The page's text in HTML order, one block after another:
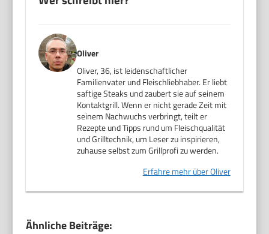
Oliver
Oliver, 36, ist leidenschaftlicher
Familienvater und Fleischliebhaber. Er liebt
saftige Steaks und zaubert sie auf seinem
Kontaktgrill. Wenn er nicht gerade Zeit mit
seinem Nachwuchs verbringt, teilt er
Rezepte und Tipps rund um Fleischqualität
und Grilltechnik, um Leser zu inspirieren,
zuhause selbst zum Grillprofi zu werden.
Erfahre mehr über Oliver
Ähnliche Beiträge: